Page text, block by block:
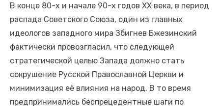
В конце 80-х и начале 90-х годов XX века, в период
распада Советского Союза, один из главных
идеологов западного мира Збигнев Бжезинский
фактически провозгласил, что следующей
стратегической целью Запада должно стать
сокрушение Русской Православной Церкви и
минимизация её влияния на народ. В то время
предпринимались беспрецедентные шаги по